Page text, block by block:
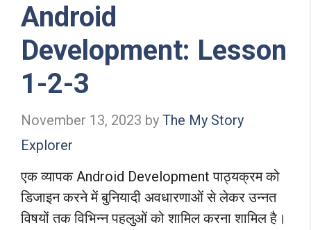
Android
Development: Lesson
1-2-3
November 13, 2023 by The My Story
Explorer
एक व्यापक Android Development पाठ्यक्रम को
डिजाइन करने में बुनियादी अवधारणाओं से लेकर उन्नत
विषयों तक विभिन्न पहलुओं को शामिल करना शामिल है।